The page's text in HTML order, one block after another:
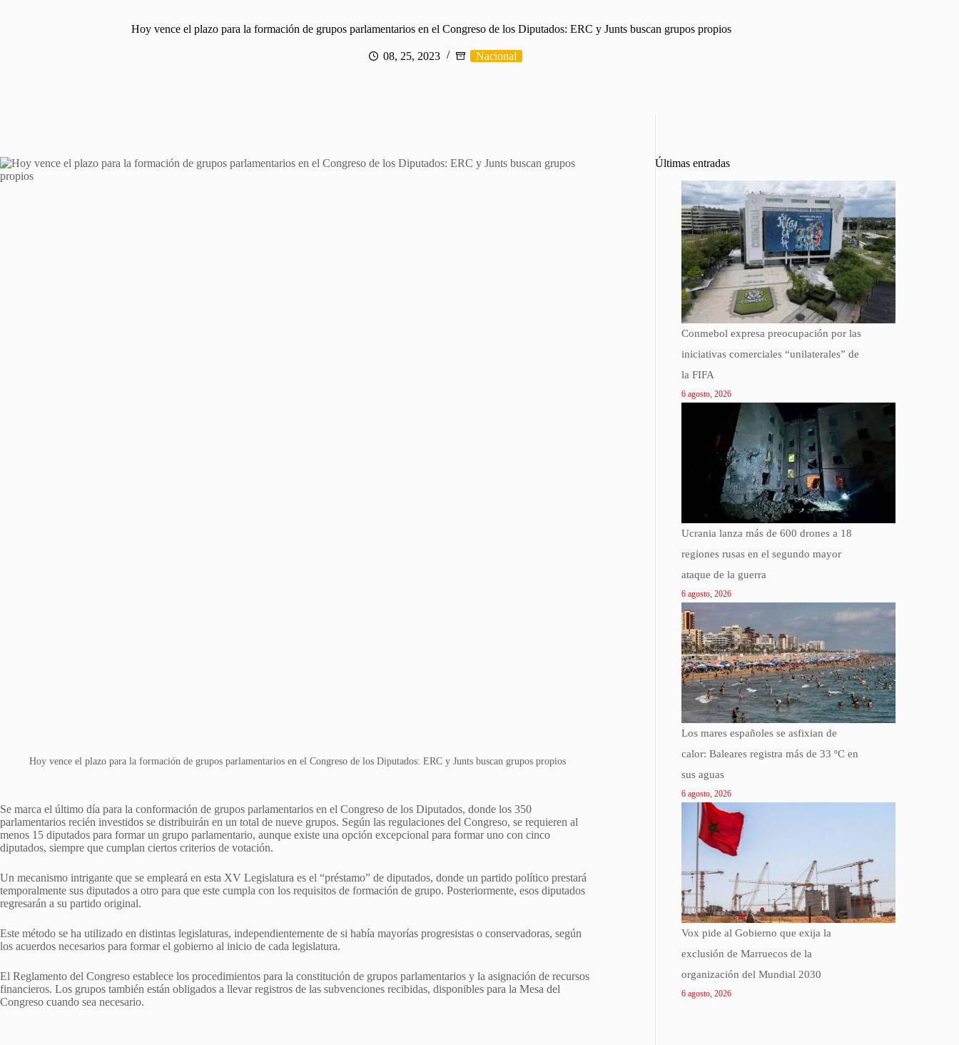
Hoy vence el plazo para la formación de grupos parlamentarios en el Congreso de los Diputados: ERC y Junts buscan grupos propios
08, 25, 2023 Nacional
Hoy vence el plazo para la formación de grupos parlamentarios en el Congreso de los Diputados: ERC y Junts buscan grupos propios
Se marca el último día para la conformación de grupos parlamentarios en el Congreso de los Diputados, donde los 350
parlamentarios recién investidos se distribuirán en un total de nueve grupos. Según las regulaciones del Congreso, se requieren al
menos 15 diputados para formar un grupo parlamentario, aunque existe una opción excepcional para formar uno con cinco
diputados, siempre que cumplan ciertos criterios de votación.
Un mecanismo intrigante que se empleará en esta XV Legislatura es el “préstamo” de diputados, donde un partido político prestará
temporalmente sus diputados a otro para que este cumpla con los requisitos de formación de grupo. Posteriormente, esos diputados
regresarán a su partido original.
Este método se ha utilizado en distintas legislaturas, independientemente de si había mayorías progresistas o conservadoras, según
los acuerdos necesarios para formar el gobierno al inicio de cada legislatura.
El Reglamento del Congreso establece los procedimientos para la constitución de grupos parlamentarios y la asignación de recursos
financieros. Los grupos también están obligados a llevar registros de las subvenciones recibidas, disponibles para la Mesa del
Congreso cuando sea necesario.
Últimas entradas
Conmebol expresa preocupación por las
iniciativas comerciales “unilaterales” de
la FIFA
6 agosto, 2026
Ucrania lanza más de 600 drones a 18
regiones rusas en el segundo mayor
ataque de la guerra
6 agosto, 2026
Los mares españoles se asfixian de
calor: Baleares registra más de 33 ºC en
sus aguas
6 agosto, 2026
Vox pide al Gobierno que exija la
exclusión de Marruecos de la
organización del Mundial 2030
6 agosto, 2026